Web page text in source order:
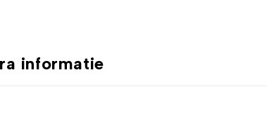
informatie